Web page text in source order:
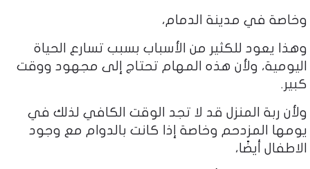
وخاصة في مدينة الدمام،
وهذا يعود للكثير من الأسباب بسبب تسارع الحياة
اليومية، ولأن هذه المهام تحتاج إلى مجهود ووقت
كبير.
ولأن ربة المنزل قد لا تجد الوقت الكافي لذلك في
يومها المزدحم وخاصة إذا كانت بالدوام مع وجود
الاطفال أيضًا،